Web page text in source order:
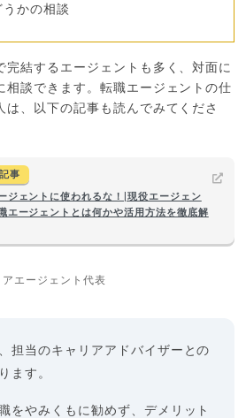
かの相談
完結するエージェントも多く、対面に
相談できます。転職エージェントの仕
は、以下の記事も読んでみてくださ
事
ジェントに使われるな！|現役エージェン
エージェントとは何かや活用方法を徹底解
エージェント代表
担当のキャリアアドバイザーとの
ます。
をやみくもに勧めず、デメリット